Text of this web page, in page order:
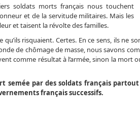
soldats morts français nous touchent
et de la servitude militaires. Mais les
et taisent la révolte des familles.
qu’ils risquaient. Certes. En ce sens, ils ne
de chômage de masse, nous savons
comme résultat à l’armée, sinon la mort
semée par des soldats français
français successifs.